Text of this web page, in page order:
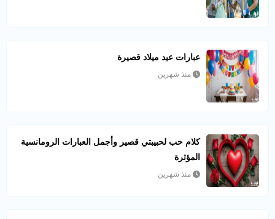
عبارات عيد ميلاد قصيرة
منذ شهرين
كلام حب لحبيبتي قصير وأجمل العبارات الرومانسية
المؤثرة
منذ شهرين